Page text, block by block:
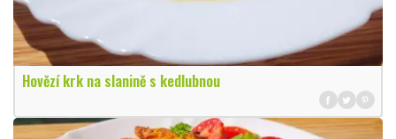
Hovězí krk na slanině s kedlubnou